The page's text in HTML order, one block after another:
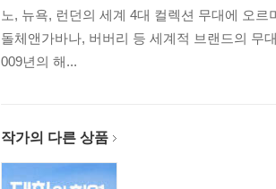
노, 뉴욕, 런던의 세계 4대 컬렉션 무대에 오
돌체앤가바나, 버버리 등 세계적 브랜드의 무
009년의 해...
작가의 다른 상품